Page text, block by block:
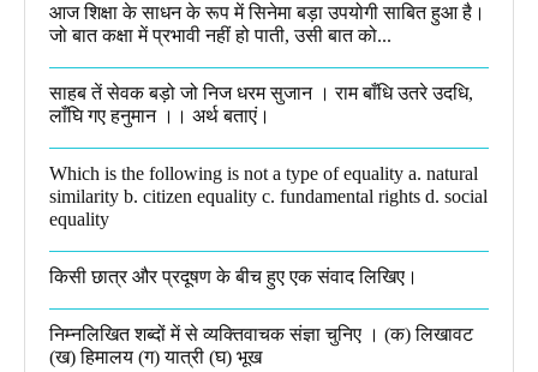
आज शिक्षा के साधन के रूप में सिनेमा बड़ा उपयोगी साबित हुआ है।
जो बात कक्षा में प्रभावी नहीं हो पाती, उसी बात को...
साहब तें सेवक बड़ो जो निज धरम सुजान । राम बाँधि उतरे उदधि,
लाँघि गए हनुमान ।।​ अर्थ बताएं।
Which is the following is not a type of equality a. natural
similarity b. citizen equality c. fundamental rights d. social
equality​
किसी छात्र और प्रदूषण के बीच हुए एक संवाद लिखिए।​
निम्नलिखित शब्दों में से व्यक्तिवाचक संज्ञा चुनिए । (क) लिखावट
(ख) हिमालय (ग) यात्री (घ) भूख​